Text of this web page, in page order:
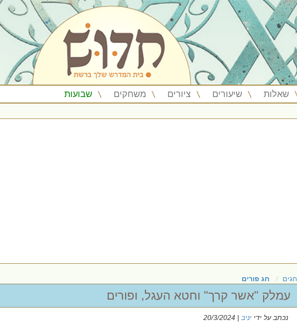
שאלות שיעורים ציורים משחקים שבועות
חגים חג פורים
עמלק "אשר קרך" וחטא העגל, ופורים
נכתב על ידי יניב | 20/3/2024